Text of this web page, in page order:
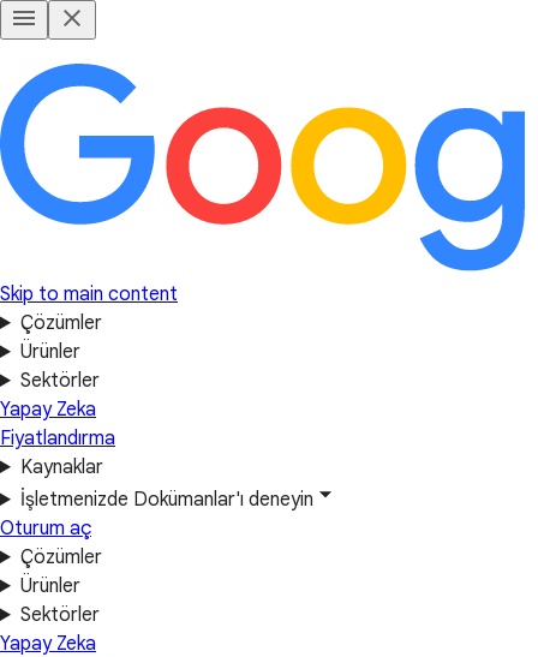
Skip to main content
Çözümler
Ürünler
Sektörler
Yapay Zeka
Fiyatlandırma
Kaynaklar
İşletmenizde Dokümanlar'ı deneyin
Oturum aç
Çözümler
Ürünler
Sektörler
Yapay Zeka